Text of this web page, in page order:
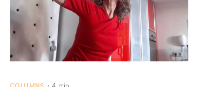
COLUMNS • 4 min